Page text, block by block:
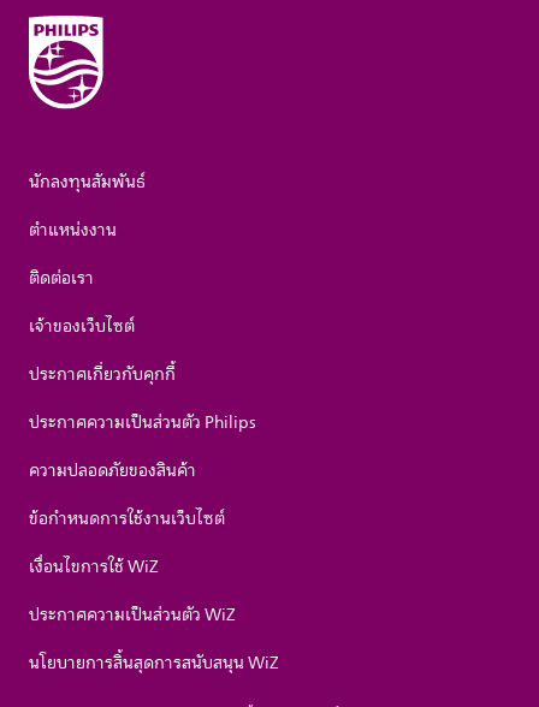
นักลงทุนสัมพันธ์
ตำแหน่งงาน
ติดต่อเรา
เจ้าของเว็บไซต์
ประกาศเกี่ยวกับคุกกี้
ประกาศความเป็นส่วนตัว Philips
ความปลอดภัยของสินค้า
ข้อกำหนดการใช้งานเว็บไซต์
เงื่อนไขการใช้ WiZ
ประกาศความเป็นส่วนตัว WiZ
นโยบายการสิ้นสุดการสนับสนุน WiZ